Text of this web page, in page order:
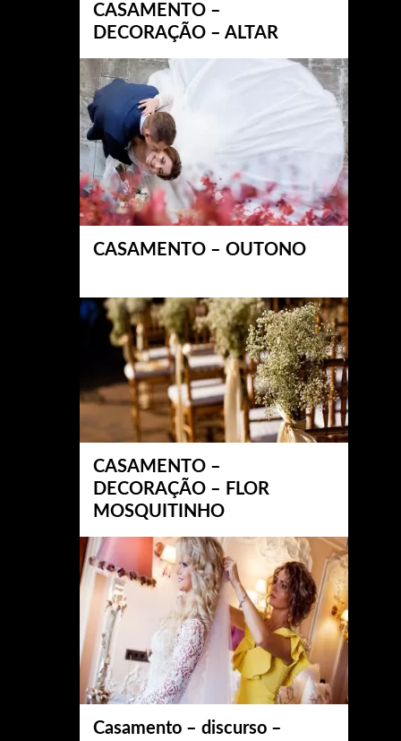
CASAMENTO –
DECORAÇÃO – ALTAR
CASAMENTO – OUTONO
CASAMENTO –
DECORAÇÃO – FLOR
MOSQUITINHO
Casamento – discurso –